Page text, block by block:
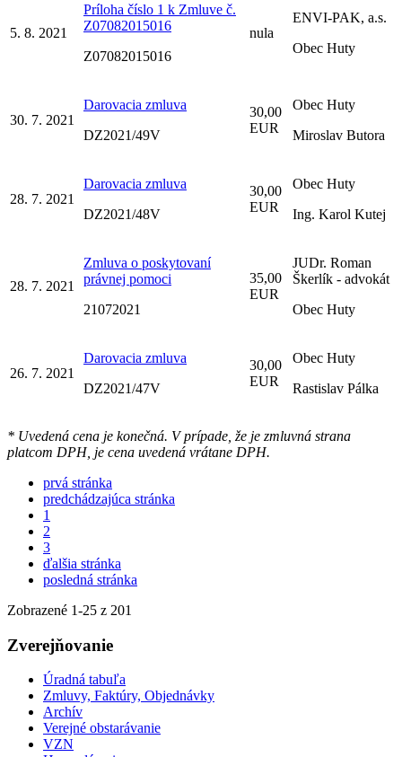
5. 8. 2021
Príloha číslo 1 k Zmluve č.
Z07082015016
Z07082015016
nula
ENVI-PAK, a.s.
Obec Huty
30. 7. 2021
Darovacia zmluva
DZ2021/49V
30,00
EUR
Obec Huty
Miroslav Butora
28. 7. 2021
Darovacia zmluva
DZ2021/48V
30,00
EUR
Obec Huty
Ing. Karol Kutej
28. 7. 2021
Zmluva o poskytovaní
právnej pomoci
21072021
35,00
EUR
JUDr. Roman
Škerlík - advokát
Obec Huty
26. 7. 2021
Darovacia zmluva
DZ2021/47V
30,00
EUR
Obec Huty
Rastislav Pálka
* Uvedená cena je konečná. V prípade, že je zmluvná strana
platcom DPH, je cena uvedená vrátane DPH.
prvá stránka
predchádzajúca stránka
1
2
3
ďalšia stránka
posledná stránka
Zobrazené 1-25 z 201
Zverejňovanie
Úradná tabuľa
Zmluvy, Faktúry, Objednávky
Archív
Verejné obstarávanie
VZN